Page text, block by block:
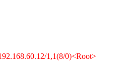
1,1(8/0)<Root>